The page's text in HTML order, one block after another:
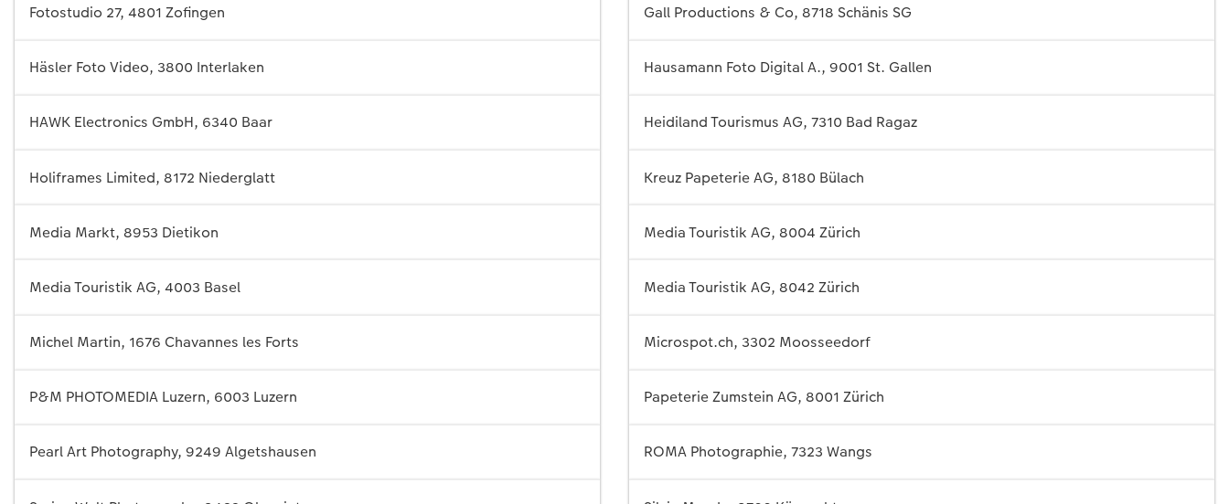
Fotostudio 27, 4801 Zofingen
Häsler Foto Video, 3800 Interlaken
HAWK Electronics GmbH, 6340 Baar
Holiframes Limited, 8172 Niederglatt
Media Markt, 8953 Dietikon
Media Touristik AG, 4003 Basel
Michel Martin, 1676 Chavannes les Forts
P&M PHOTOMEDIA Luzern, 6003 Luzern
Pearl Art Photography, 9249 Algetshausen
Gall Productions & Co, 8718 Schänis SG
Hausamann Foto Digital A., 9001 St. Gallen
Heidiland Tourismus AG, 7310 Bad Ragaz
Kreuz Papeterie AG, 8180 Bülach
Media Touristik AG, 8004 Zürich
Media Touristik AG, 8042 Zürich
Microspot.ch, 3302 Moosseedorf
Papeterie Zumstein AG, 8001 Zürich
ROMA Photographie, 7323 Wangs